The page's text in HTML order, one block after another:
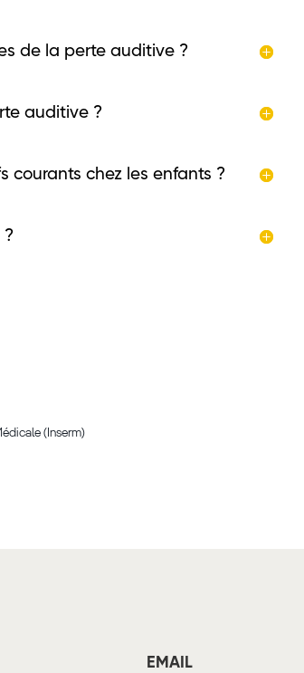
de la perte auditive ?
auditive ?
courants chez les enfants ?
?
(Inserm)
EMAIL